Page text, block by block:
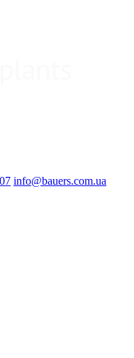
info@bauers.com.ua